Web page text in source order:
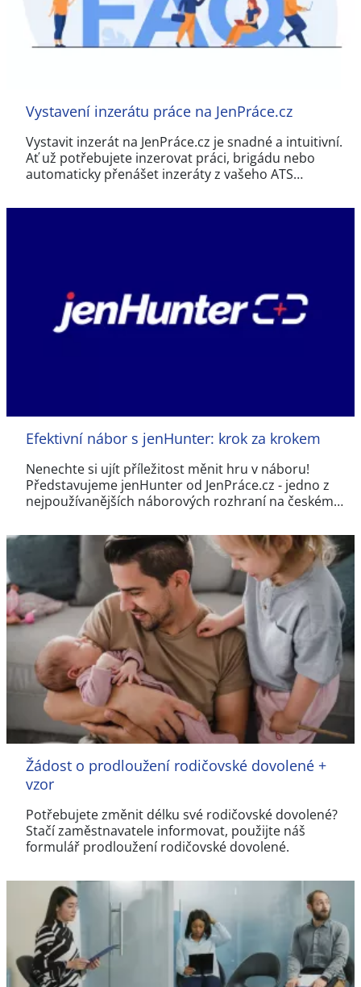
Vystavení inzerátu práce na JenPráce.cz
Vystavit inzerát na JenPráce.cz je snadné a intuitivní.
Ať už potřebujete inzerovat práci, brigádu nebo
automaticky přenášet inzeráty z vašeho ATS…
Efektivní nábor s jenHunter: krok za krokem
Nenechte si ujít příležitost měnit hru v náboru!
Představujeme jenHunter od JenPráce.cz - jedno z
nejpoužívanějších náborových rozhraní na českém…
Žádost o prodloužení rodičovské dovolené +
vzor
Potřebujete změnit délku své rodičovské dovolené?
Stačí zaměstnavatele informovat, použijte náš
formulář prodloužení rodičovské dovolené.